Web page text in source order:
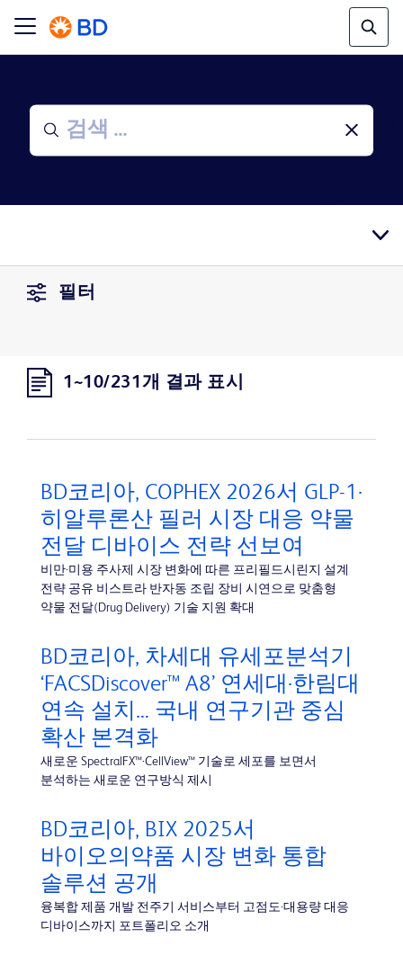
필터
1~10/231개 결과 표시
BD코리아, COPHEX 2026서 GLP-1·
히알루론산 필러 시장 대응 약물
전달 디바이스 전략 선보여
비만·미용 주사제 시장 변화에 따른 프리필드시린지 설계
전략 공유 비스트라 반자동 조립 장비 시연으로 맞춤형
약물 전달(Drug Delivery) 기술 지원 확대
BD코리아, 차세대 유세포분석기
‘FACSDiscover™ A8’ 연세대·한림대
연속 설치… 국내 연구기관 중심
확산 본격화
새로운 SpectralFX™·CellView™ 기술로 세포를 보면서
분석하는 새로운 연구방식 제시
BD코리아, BIX 2025서
바이오의약품 시장 변화 통합
솔루션 공개
융복합 제품 개발 전주기 서비스부터 고점도·대용량 대응
디바이스까지 포트폴리오 소개